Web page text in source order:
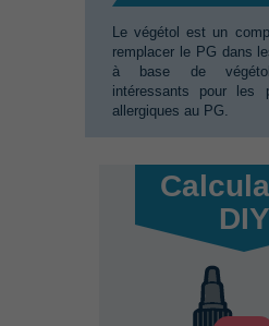
Le végétol est un
remplacer le PG dans
à base de végétol
intéressants pour les
allergiques au PG.
DIY